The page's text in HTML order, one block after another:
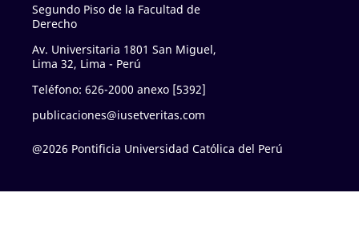
Segundo Piso de la Facultad de
Derecho
Av. Universitaria 1801 San Miguel,
Lima 32, Lima - Perú
Teléfono: 626-2000 anexo [5392]
publicaciones@iusetveritas.com
@2026 Pontificia Universidad Católica del Perú